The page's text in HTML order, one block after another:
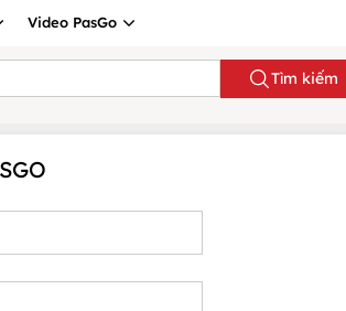
Video PasGo
Tìm kiếm